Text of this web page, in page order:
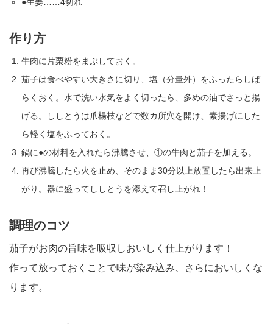
作り方
牛肉に片栗粉をまぶしておく。
茄子は食べやすい大きさに切り、塩（分量外）をふったらしば
らくおく。水で洗い水気をよく切ったら、多めの油でさっと揚
げる。ししとうは爪楊枝などで数カ所穴を開け、素揚げにした
ら軽く塩をふっておく。
鍋に●の材料を入れたら沸騰させ、①の牛肉と茄子を加える。
再び沸騰したら火を止め、そのまま30分以上放置したら出来上
がり。器に盛ってししとうを添えて召し上がれ！
調理のコツ
茄子がお肉の旨味を吸収しおいしく仕上がります！
作って放っておくことで味が染み込み、さらにおいしくな
ります。